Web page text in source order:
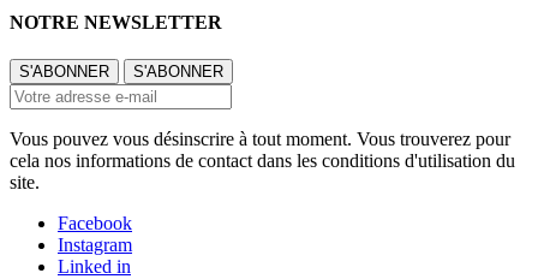
NOTRE NEWSLETTER
Vous pouvez vous désinscrire à tout moment. Vous trouverez pour
cela nos informations de contact dans les conditions d'utilisation du
site.
Facebook
Instagram
Linked in